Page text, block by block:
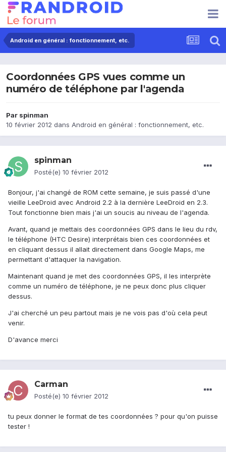
Android en général : fonctionnement, etc.
Coordonnées GPS vues comme un
numéro de téléphone par l'agenda
Par spinman
10 février 2012 dans Android en général : fonctionnement, etc.
spinman
Posté(e) 10 février 2012
Bonjour, j'ai changé de ROM cette semaine, je suis passé d'une
vieille LeeDroid avec Android 2.2 à la dernière LeeDroid en 2.3.
Tout fonctionne bien mais j'ai un soucis au niveau de l'agenda.
Avant, quand je mettais des coordonnées GPS dans le lieu du rdv,
le téléphone (HTC Desire) interprétais bien ces coordonnées et
en cliquant dessus il allait directement dans Google Maps, me
permettant d'attaquer la navigation.
Maintenant quand je met des coordonnées GPS, il les interprète
comme un numéro de téléphone, je ne peux donc plus cliquer
dessus.
J'ai cherché un peu partout mais je ne vois pas d'où cela peut
venir.
D'avance merci
Carman
Posté(e) 10 février 2012
tu peux donner le format de tes coordonnées ? pour qu'on puisse
tester !